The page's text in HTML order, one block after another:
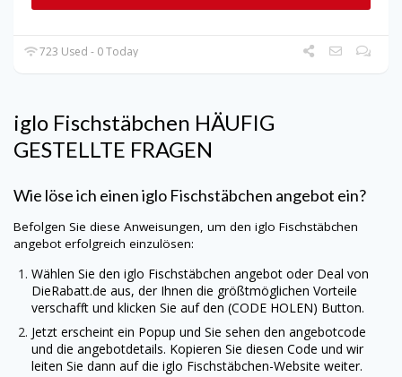
723 Used - 0 Today
iglo Fischstäbchen HÄUFIG
GESTELLTE FRAGEN
Wie löse ich einen iglo Fischstäbchen angebot ein?
Befolgen Sie diese Anweisungen, um den iglo Fischstäbchen
angebot erfolgreich einzulösen:
Wählen Sie den iglo Fischstäbchen angebot oder Deal von
DieRabatt.de aus, der Ihnen die größtmöglichen Vorteile
verschafft und klicken Sie auf den (CODE HOLEN) Button.
Jetzt erscheint ein Popup und Sie sehen den angebotcode
und die angebotdetails. Kopieren Sie diesen Code und wir
leiten Sie dann auf die iglo Fischstäbchen-Website weiter.